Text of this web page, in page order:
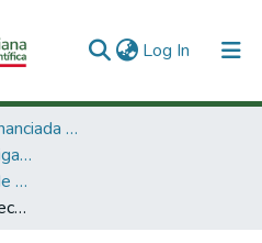
Log In (current)
1. Investigación Financiada con Recursos Públicos
1.1 Productos de investigación
1.1.1. Informes Finales de Proyectos de Investigación
Evaluación y estudio bioeconómico de la pesquería industrial del caracol pala Strombus gigas y la langosta espinosa Panulirus spp. Del archipielago de San Andrés, Providencia y Santa Catalina